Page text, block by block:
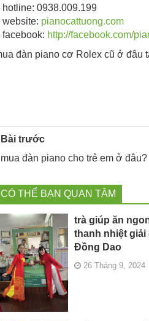
hotline: 0938.009.199
website: pianocattuong.com
facebook: http://facebook.com/
đàn piano cơ Rolex cũ ở đâu
Bài trước
mua đàn piano cho trẻ em ở đâu?
CÓ THỂ BẠN QUAN TÂM
trà giúp ăn
thanh nhiệt giải
Đồng Dao
26 Tháng 9, 2024